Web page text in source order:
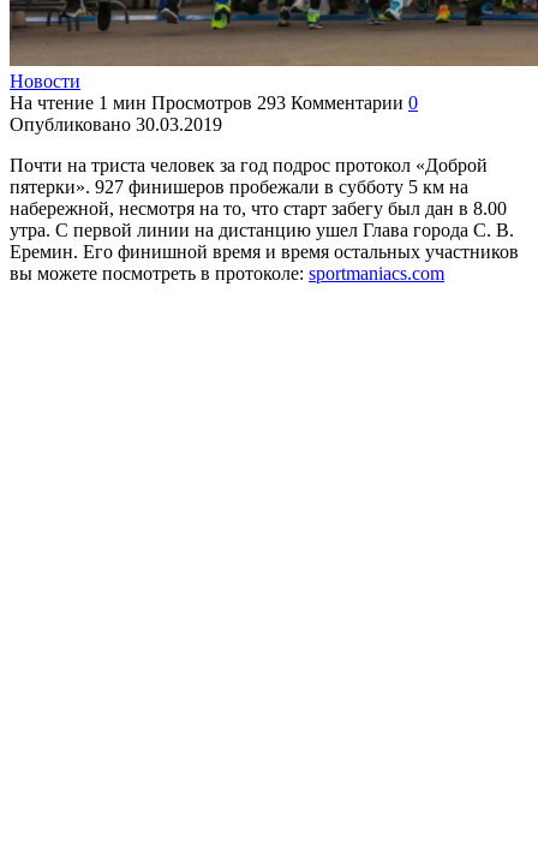
Новости
На чтение 1 мин Просмотров 293 Комментарии 0
Опубликовано 30.03.2019
Почти на триста человек за год подрос протокол «Доброй
пятерки». 927 финишеров пробежали в субботу 5 км на
набережной, несмотря на то, что старт забегу был дан в 8.00
утра. С первой линии на дистанцию ушел Глава города С. В.
Еремин. Его финишной время и время остальных участников
вы можете посмотреть в протоколе: sportmaniacs.com